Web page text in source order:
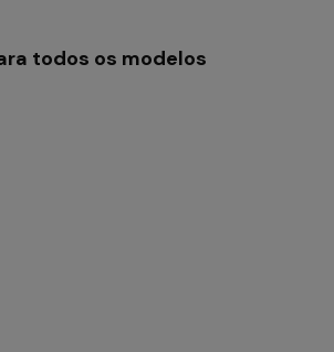
todos os modelos